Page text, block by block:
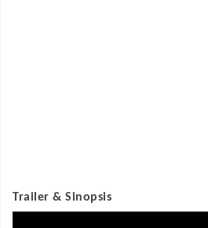
Trailer & Sinopsis